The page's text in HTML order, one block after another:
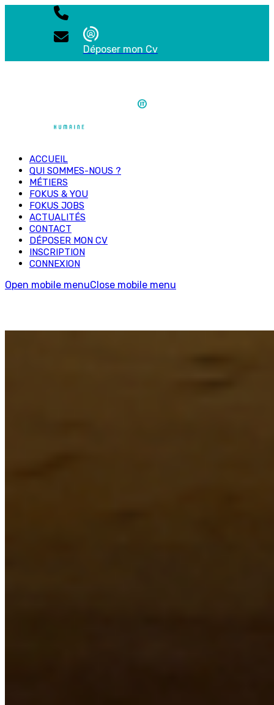
Déposer mon Cv
ACCUEIL
QUI SOMMES-NOUS ?
MÉTIERS
FOKUS & YOU
FOKUS JOBS
ACTUALITÉS
CONTACT
DÉPOSER MON CV
INSCRIPTION
CONNEXION
Open mobile menuClose mobile menu